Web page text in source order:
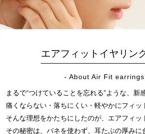
エアフィットイヤリン
- About Air Fit
まるで“つけていることを忘れる”ような、新
痛くならない・落ちにくい・軽やかにフィ
そんな理想をかたちにしたのが、エアフィッ
その秘密は、バネを使わず、耳たぶの厚みに